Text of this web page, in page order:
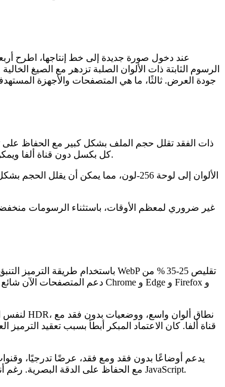
عند دخول صورة جديدة إلى خط إنتاجها، اطرح
الرسوم الثابتة ذات الألوان الصلبة تزدهر مع الصيغ
جودة العرض. ثالثًا، ما هي المتصفحات والأجهزة
يُشفّر JPEG كل بكسل دون قناة ألفا ويمكن أن يُدخِل تشوهات رنين حول الحواف ذات التباين العالي – مشاكل تُصبح ملحوظة عندما تُضغط الصور بشدة لسيناريوهات النطاق منخفض.
قناة ألفا. كان الاعتماد المبكر أبطأ بسبب تعقيد
تحويل JPEG‑XL إلى JPEG مع الحفاظ على الدقة البصرية. رغم أنه لم يُدمج بعد في جميع المتصفحات، فإن نظامه المفتوح المصدر يتوسع، ويمكن للمطورين تنفيذ تدهور سلس عبر بوليفيلات JavaScript.